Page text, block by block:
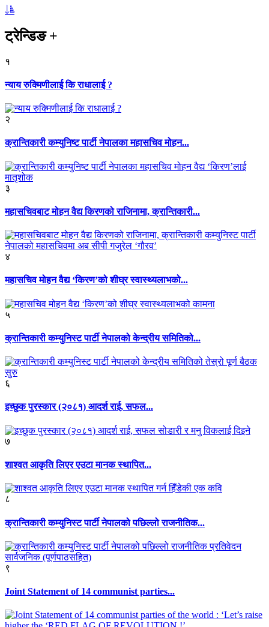
ट्रेन्डिङ+
१
न्याय रुक्मिणीलाई कि राधालाई ?
२
क्रान्तिकारी कम्युनिष्ट पार्टी नेपालका महासचिव मोहन...
३
महासचिवबाट मोहन वैद्य किरणको राजिनामा, क्रान्तिकारी...
४
महासचिव मोहन वैद्य ‘किरण’को शीघ्र स्वास्थ्यलाभको...
५
क्रान्तिकारी कम्युनिस्ट पार्टी नेपालको केन्द्रीय समितिको...
६
इच्छुक पुरस्कार (२०८१) आदर्श राई, सफल...
७
शाश्वत आकृति लिएर एउटा मानक स्थापित...
८
क्रान्तिकारी कम्युनिस्ट पार्टी नेपालको पछिल्लो राजनीतिक...
९
Joint Statement of 14 communist parties...